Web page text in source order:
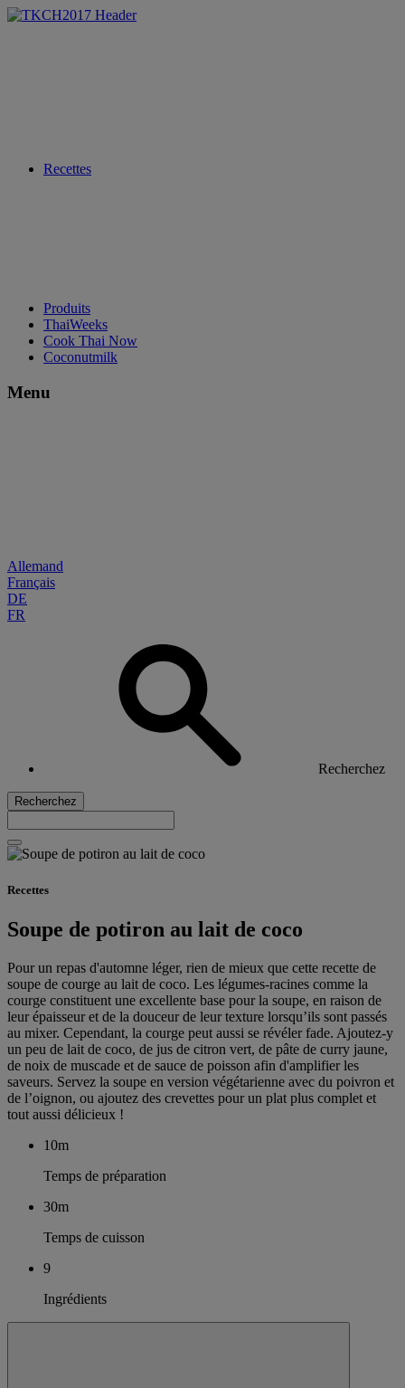
Recettes
Produits
ThaiWeeks
Cook Thai Now
Coconutmilk
Menu
Allemand
Français
DE
FR
Recherchez
Recherchez
Recettes
Soupe de potiron au lait de coco
Pour un repas d'automne léger, rien de mieux que cette recette de
soupe de courge au lait de coco. Les légumes-racines comme la
courge constituent une excellente base pour la soupe, en raison de
leur épaisseur et de la douceur de leur texture lorsqu’ils sont passés
au mixer. Cependant, la courge peut aussi se révéler fade. Ajoutez-y
un peu de lait de coco, de jus de citron vert, de pâte de curry jaune,
de noix de muscade et de sauce de poisson afin d'amplifier les
saveurs. Servez la soupe en version végétarienne avec du poivron et
de l’oignon, ou ajoutez des crevettes pour un plat plus complet et
tout aussi délicieux !
10m
Temps de préparation
30m
Temps de cuisson
9
Ingrédients